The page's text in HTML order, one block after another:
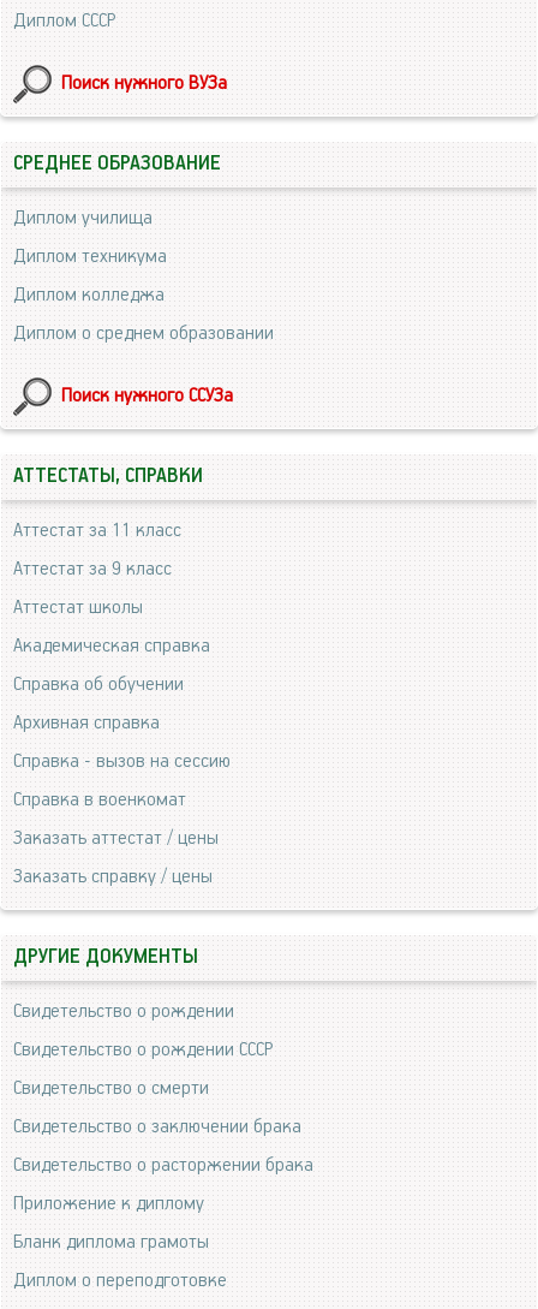
Диплом СССР
Поиск нужного ВУЗа
СРЕДНЕЕ ОБРАЗОВАНИЕ
Диплом училища
Диплом техникума
Диплом колледжа
Диплом о среднем образовании
Поиск нужного ССУЗа
АТТЕСТАТЫ, СПРАВКИ
Аттестат за 11 класс
Аттестат за 9 класс
Аттестат школы
Академическая справка
Справка об обучении
Архивная справка
Справка - вызов на сессию
Справка в военкомат
Заказать аттестат / цены
Заказать справку / цены
ДРУГИЕ ДОКУМЕНТЫ
Свидетельство о рождении
Свидетельство о рождении СССР
Свидетельство о смерти
Свидетельство о заключении брака
Свидетельство о расторжении брака
Приложение к диплому
Бланк диплома грамоты
Диплом о переподготовке